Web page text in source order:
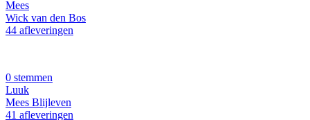
Mees
Wick van den Bos
44 afleveringen
0 stemmen
Luuk
Mees Blijleven
41 afleveringen